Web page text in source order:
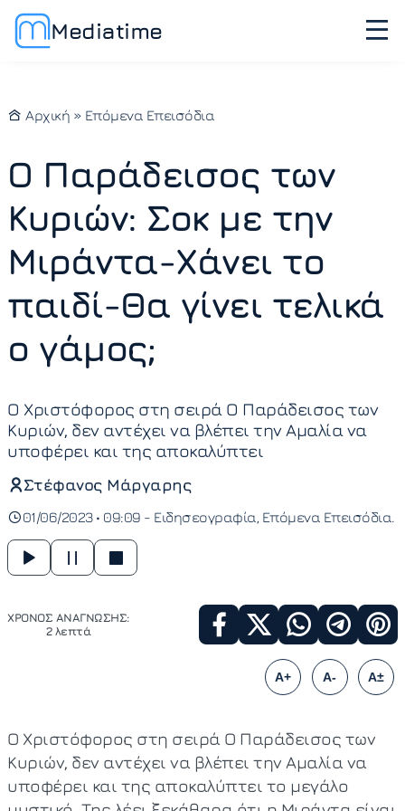
Mediatime
Αρχική » Επόμενα Επεισόδια
Ο Παράδεισος των
Κυριών: Σοκ με την
Μιράντα-Χάνει το
παιδί-Θα γίνει τελικά
ο γάμος;
Ο Χριστόφορος στη σειρά Ο Παράδεισος των
Κυριών, δεν αντέχει να βλέπει την Αμαλία να
υποφέρει και της αποκαλύπτει
Στέφανος Μάργαρης
01/06/2023 • 09:09 - Ειδησεογραφία Επόμενα Επεισόδια
ΧΡΟΝΟΣ ΑΝΑΓΝΩΣΗΣ:
2 λεπτά
A+ A- A±
Ο Χριστόφορος στη σειρά Ο Παράδεισος των
Κυριών, δεν αντέχει να βλέπει την Αμαλία να
υποφέρει και της αποκαλύπτει το μεγάλο